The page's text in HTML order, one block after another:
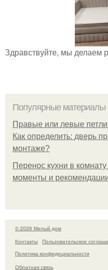
Здравствуйте, мы делаем
Популярные материалы
Правые или левые петли
Как определить: дверь
монтаже?
Перенос кухни в
моменты и
© 2026 Милый дом
Контакты
Пользовательское
Политика конфидециальности
Обратная связь